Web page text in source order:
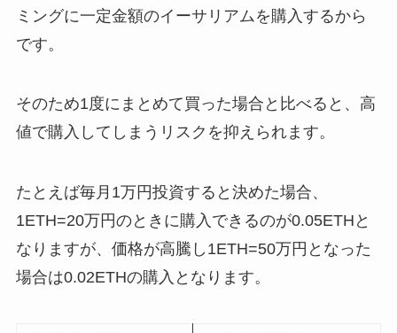
ミングに一定金額のイーサリアムを購入するから
です。
そのため1度にまとめて買った場合と比べると、高
値で購入してしまうリスクを抑えられます。
たとえば毎月1万円投資すると決めた場合、
1ETH=20万円のときに購入できるのが0.05ETHと
なりますが、価格が高騰し1ETH=50万円となった
場合は0.02ETHの購入となります。